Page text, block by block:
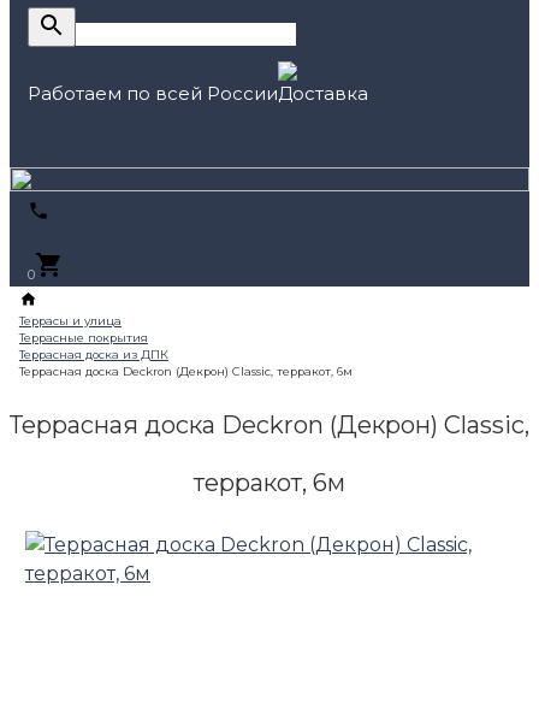
Работаем по всей России
0
Террасная доска Deckron (Декрон) Classic,
терракот, 6м